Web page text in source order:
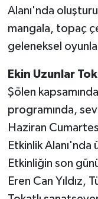
Alanı'nda
mangala, topaç
geleneksel
Ekin Uzunlar
Şölen
programında,
Haziran
Etkinlik
Etkinliğin son
Eren Can Yıldız,